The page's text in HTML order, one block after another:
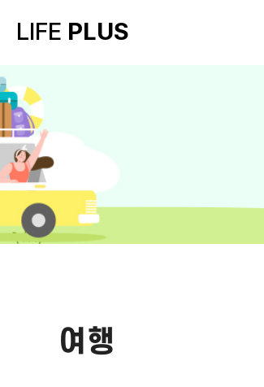
LIFE PLUS
여행